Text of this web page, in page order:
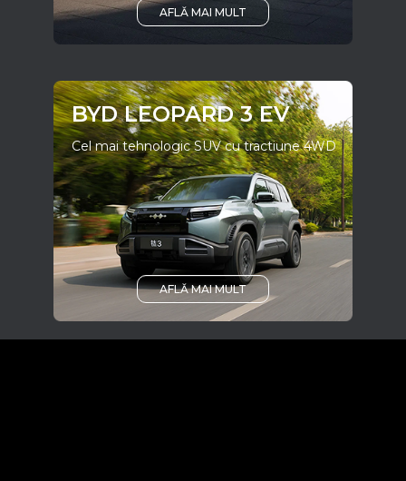
AFLĂ MAI MULT
BYD LEOPARD 3 EV
Cel mai tehnologic SUV cu tractiune 4WD
AFLĂ MAI MULT